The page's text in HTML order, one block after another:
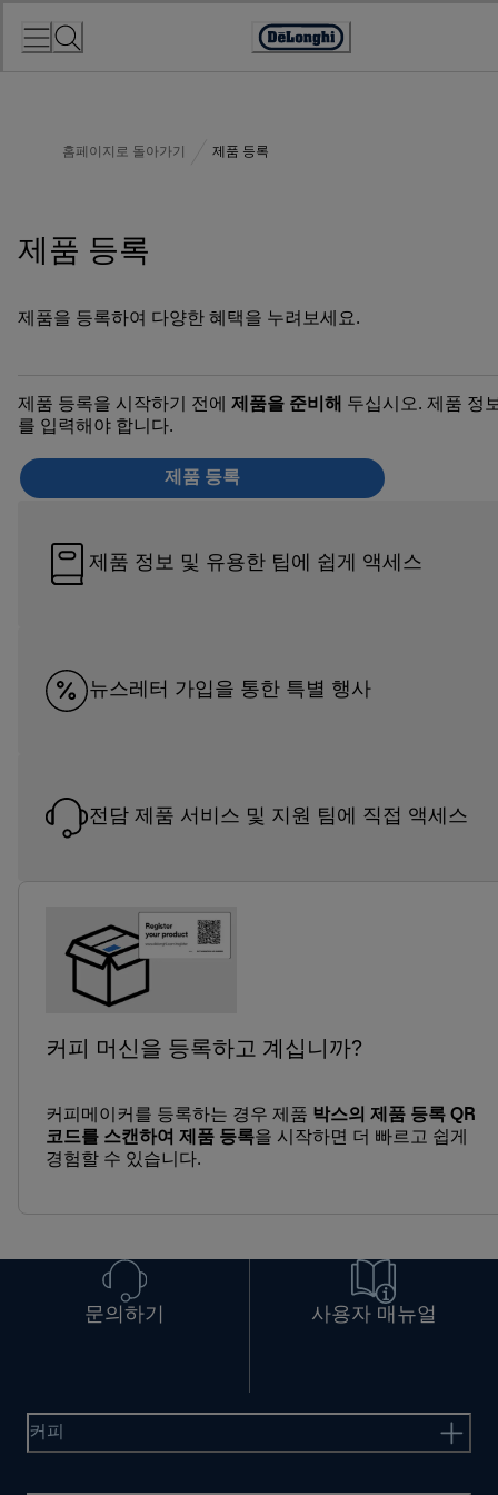
Accessibility
홈페이지로 돌아가기 제품 등록
제품 등록
제품을 등록하여 다양한 혜택을 누려보세요.
제품 등록을 시작하기 전에 제품을 준비해 두십시오. 제품 정
를 입력해야 합니다.
제품 등록
제품 정보 및 유용한 팁에 쉽게 액세스
뉴스레터 가입을 통한 특별 행사
전담 제품 서비스 및 지원 팀에 직접 액세스
커피 머신을 등록하고 계십니까?
커피메이커를 등록하는 경우 제품 박스의 제품 등록 QR
코드를 스캔하여 제품 등록을 시작하면 더 빠르고 쉽게
경험할 수 있습니다.
문의하기 사용자 매뉴얼
커피